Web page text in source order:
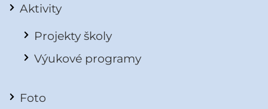
Aktivity
Projekty školy
Výukové programy
Foto